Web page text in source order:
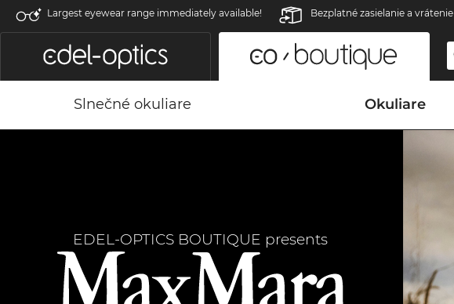
Largest eyewear range immediately available! Bezplatné zasielanie a vrátenie
Slnečné okuliare Okuliare
EDEL-OPTICS BOUTIQUE presents